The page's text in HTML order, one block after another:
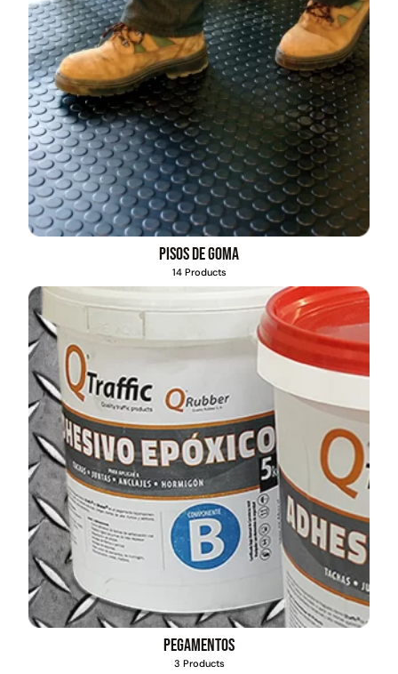
Pisos de goma
14 Products
Pegamentos
3 Products